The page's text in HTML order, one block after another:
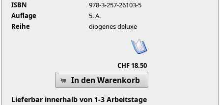
ISBN
978-3-257-26103-5
Auflage
5. A.
Reihe
diogenes deluxe
CHF 18.50
In den Warenkorb
Lieferbar innerhalb von 1-3 Arbeitstage